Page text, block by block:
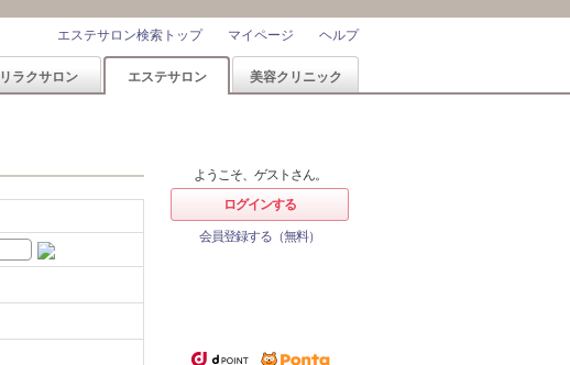
ヘルプ
マイページ
エステサロン検索トップ
リラクサロン エステサロン 美容クリニック
ようこそ、ゲストさん。
ログインする
会員登録する（無料）